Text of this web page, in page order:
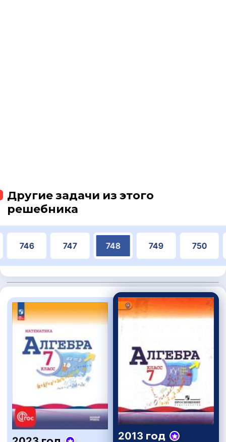
Другие задачи из этого
решебника
746 747 748 749 750
2013 год